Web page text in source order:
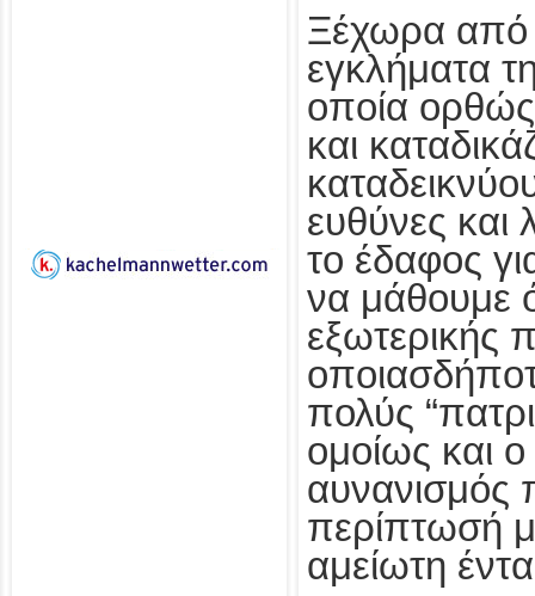
Ξέχωρα από
εγκλήματα
οποία
και
ευθύνες και
το έδαφος
να μάθουμε
εξωτερικής
πολύς
ομοίως και
αυνανισμός
περίπτωσή
αμείωτη